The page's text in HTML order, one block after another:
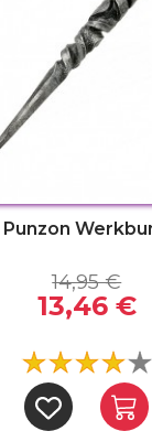
Punzon
14,95 €
13,46 €